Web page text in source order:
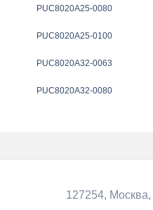
PUC8020A25-0080
PUC8020A25-0100
PUC8020A32-0063
PUC8020A32-0080
127254, Москва,